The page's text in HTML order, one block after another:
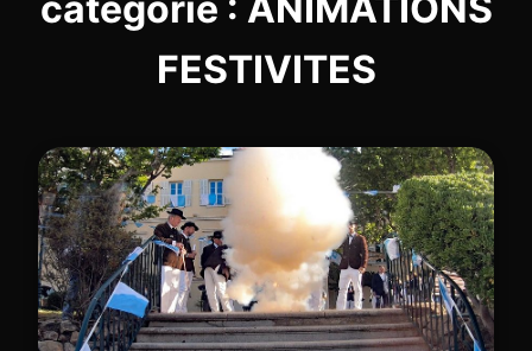
catégorie : ANIMATIONS
FESTIVITES